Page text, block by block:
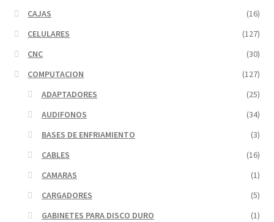
CAJAS
(16)
CELULARES
(127)
CNC
(30)
COMPUTACION
(127)
ADAPTADORES
(25)
AUDIFONOS
(34)
BASES DE ENFRIAMIENTO
(3)
CABLES
(16)
CAMARAS
(1)
CARGADORES
(5)
GABINETES PARA DISCO DURO
(1)